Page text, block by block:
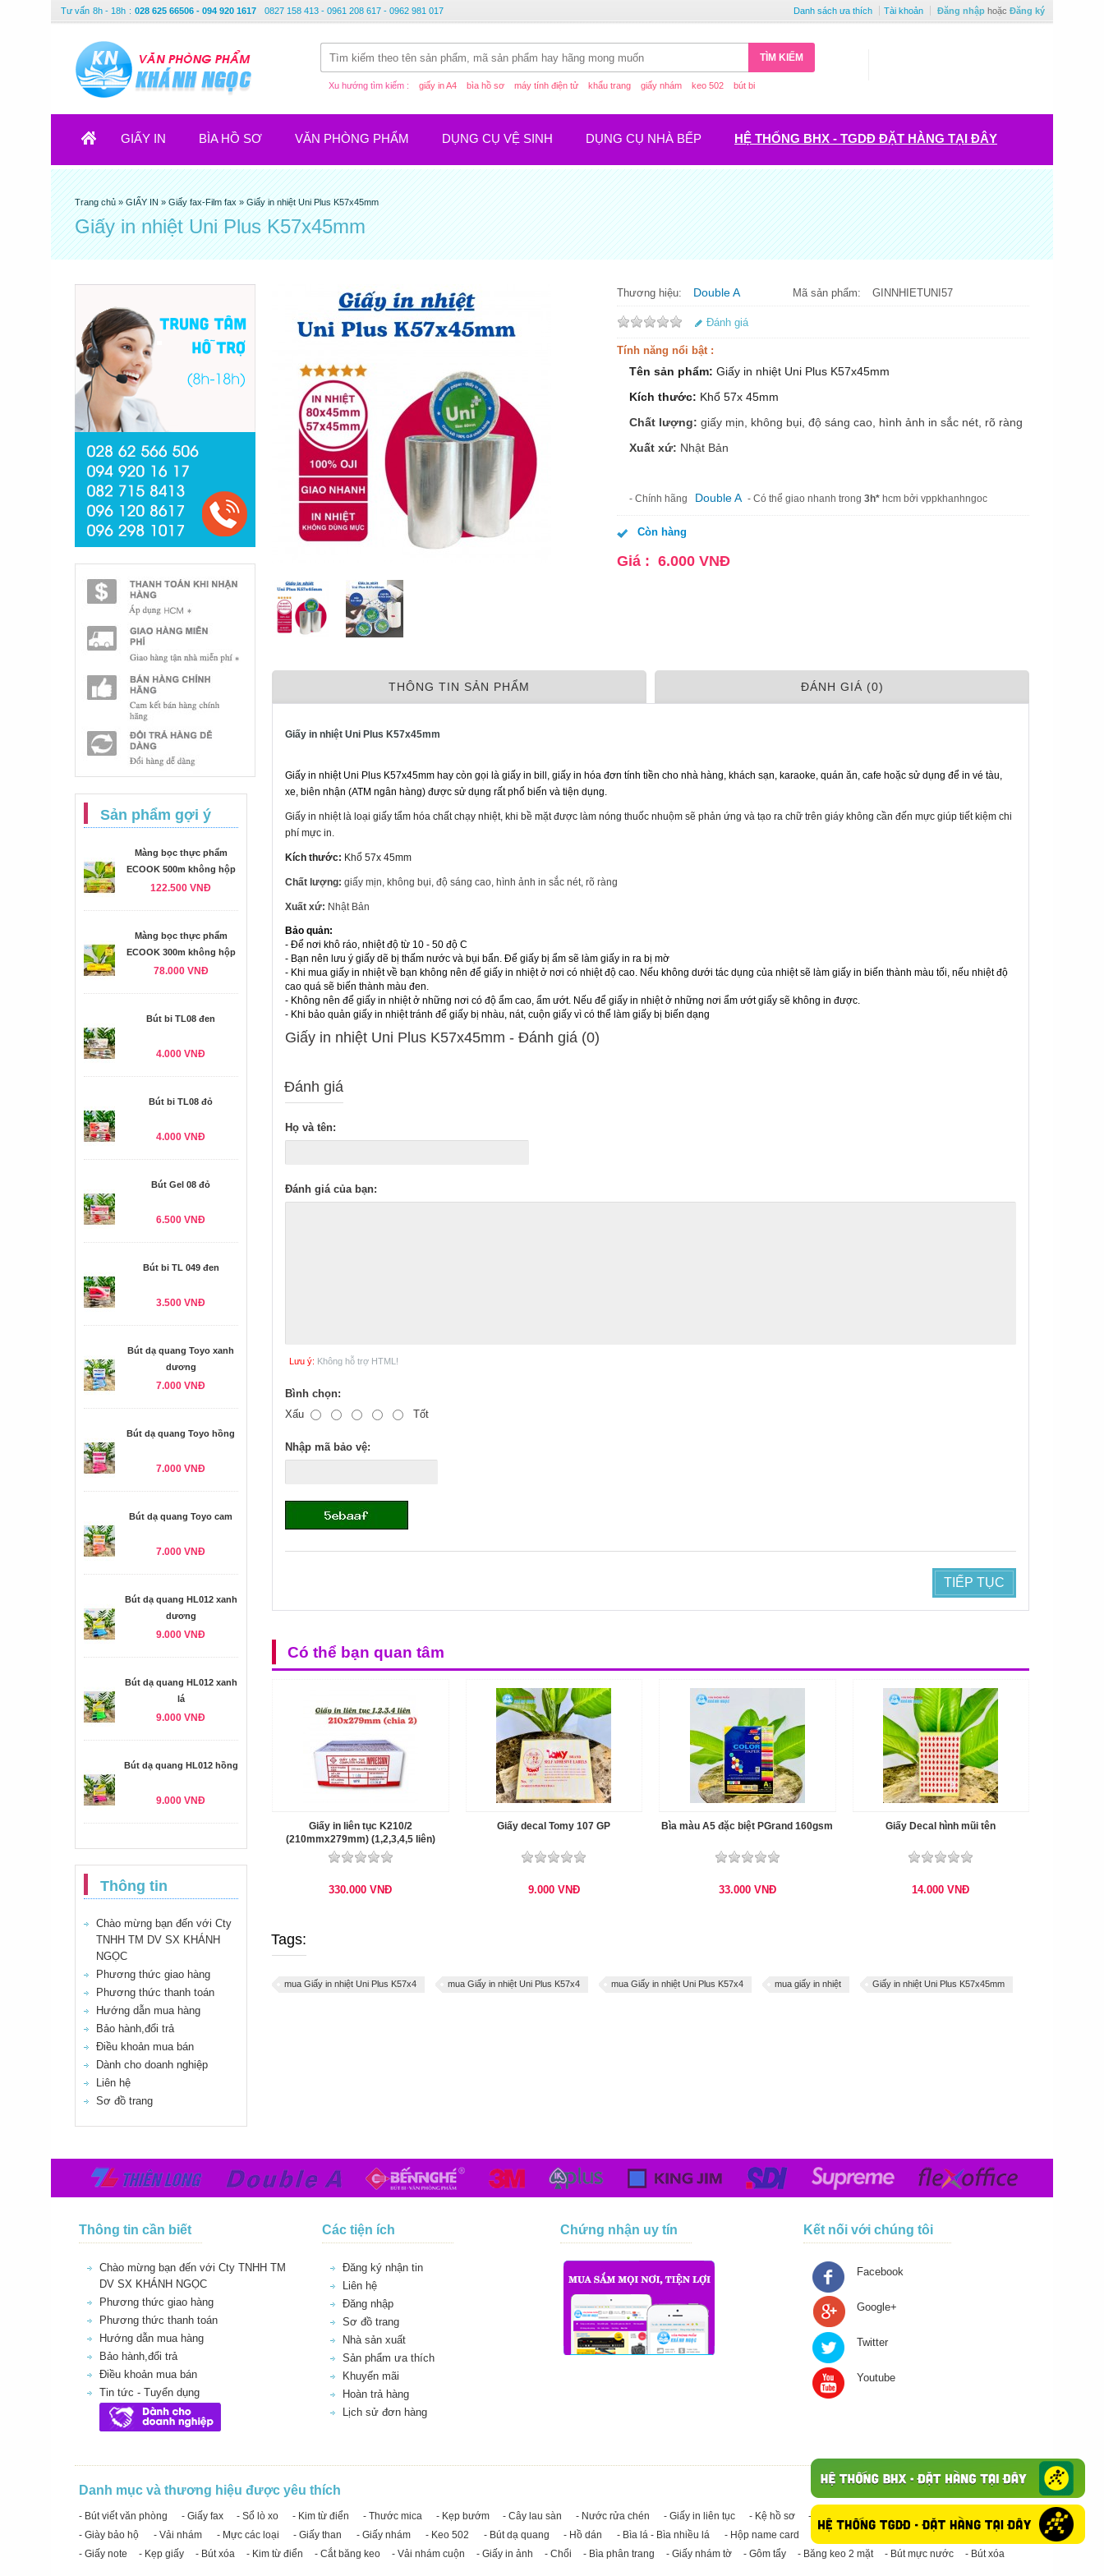
Tư vấn 8h - 18h : 028 625 66506 - 094 920 1617 0827 158 413 - 0961 208 617 - 0962 981 017 Danh sách ưa thích Tài khoản Đăng nhập hoặc Đăng ký
TÌM KIẾM
Xu hướng tìm kiếm : giấy in A4 bìa hồ sơ máy tính điện tử khẩu trang giấy nhám keo 502 bút bi
GIẤY IN BÌA HỒ SƠ VĂN PHÒNG PHẨM DỤNG CỤ VỆ SINH DỤNG CỤ NHÀ BẾP HỆ THỐNG BHX - TGDĐ ĐẶT HÀNG TẠI ĐÂY
Trang chủ»GIẤY IN »Giấy fax-Film fax »Giấy in nhiệt Uni Plus K57x45mm
Giấy in nhiệt Uni Plus K57x45mm
Sản phẩm gợi ý
Màng bọc thực phẩm
ECOOK 500m không hộp
122.500 VNĐ
Màng bọc thực phẩm
ECOOK 300m không hộp
78.000 VNĐ
Bút bi TL08 đen
4.000 VNĐ
Bút bi TL08 đỏ
4.000 VNĐ
Bút Gel 08 đỏ
6.500 VNĐ
Bút bi TL 049 đen
3.500 VNĐ
Bút dạ quang Toyo xanh
dương
7.000 VNĐ
Bút dạ quang Toyo hồng
7.000 VNĐ
Bút dạ quang Toyo cam
7.000 VNĐ
Bút dạ quang HL012 xanh
dương
9.000 VNĐ
Bút dạ quang HL012 xanh
lá
9.000 VNĐ
Bút dạ quang HL012 hồng
9.000 VNĐ
Thông tin
Chào mừng bạn đến với Cty
TNHH TM DV SX KHÁNH
NGỌC
Phương thức giao hàng
Phương thức thanh toán
Hướng dẫn mua hàng
Bảo hành,đổi trả
Điều khoản mua bán
Dành cho doanh nghiệp
Liên hệ
Sơ đồ trang
Thương hiệu: Double A Mã sản phẩm: GINNHIETUNI57
Đánh giá
Tính năng nổi bật :
Tên sản phẩm: Giấy in nhiệt Uni Plus K57x45mm
Kích thước: Khổ 57x 45mm
Chất lượng: giấy mịn, không bụi, độ sáng cao, hình ảnh in sắc nét, rõ ràng
Xuất xứ: Nhật Bản
- Chính hãng Double A - Có thể giao nhanh trong 3h* hcm bởi vppkhanhngoc
Còn hàng
Giá : 6.000 VNĐ
THÔNG TIN SẢN PHẨM ÐÁNH GIÁ (0)
Giấy in nhiệt Uni Plus K57x45mm
Giấy in nhiệt Uni Plus K57x45mm hay còn gọi là giấy in bill, giấy in hóa đơn tính tiền cho nhà hàng, khách sạn, karaoke, quán ăn, cafe hoặc sử dụng để in vé tàu,
xe, biên nhận (ATM ngân hàng) được sử dụng rất phổ biến và tiện dụng.
Giấy in nhiệt là loại giấy tẩm hóa chất chạy nhiệt, khi bề mặt được làm nóng thuốc nhuộm sẽ phản ứng và tạo ra chữ trên giáy không cần đến mực giúp tiết kiệm chi
phí mực in.
Kích thước: Khổ 57x 45mm
Chất lượng: giấy mịn, không bụi, độ sáng cao, hình ảnh in sắc nét, rõ ràng
Xuất xứ: Nhật Bản
Bảo quản:
- Để nơi khô ráo, nhiệt độ từ 10 - 50 độ C
- Bạn nên lưu ý giấy dẽ bị thấm nước và bụi bẩn. Để giấy bị ẩm sẽ làm giấy in ra bị mờ
- Khi mua giấy in nhiệt về bạn không nên để giấy in nhiệt ở nơi có nhiệt độ cao. Nếu không dưới tác dụng của nhiệt sẽ làm giấy in biến thành màu tối, nếu nhiệt độ
cao quá sẽ biến thành màu đen.
- Không nên để giấy in nhiệt ở những nơi có độ ẩm cao, ẩm ướt. Nếu để giấy in nhiệt ở những nơi ẩm ướt giấy sẽ không in được.
- Khi bảo quản giấy in nhiệt tránh để giấy bị nhàu, nát, cuộn giấy vì có thể làm giấy bị biến dạng
Giấy in nhiệt Uni Plus K57x45mm - Ðánh giá (0)
Đánh giá
Họ và tên:
Đánh giá của bạn:
Lưu ý: Không hỗ trợ HTML!
Bình chọn:
Xấu
Tốt
Nhập mã bảo vệ:
TIẾP TỤC
Có thể bạn quan tâm
Giấy in liên tục K210/2
(210mmx279mm) (1,2,3,4,5 liên)
330.000VNĐ
Giấy decal Tomy 107 GP
9.000 VNĐ
Bìa màu A5 đặc biệt PGrand 160gsm
33.000 VNĐ
Giấy Decal hình mũi tên
14.000VNĐ
Tags:
mua Giấy in nhiệt Uni Plus K57x4 mua Giấy in nhiệt Uni Plus K57x4 mua Giấy in nhiệt Uni Plus K57x4 mua giấy in nhiệt Giấy in nhiệt Uni Plus K57x45mm
Thông tin cần biết
Chào mừng bạn đến với Cty TNHH TM
DV SX KHÁNH NGỌC
Phương thức giao hàng
Phương thức thanh toán
Hướng dẫn mua hàng
Bảo hành,đổi trả
Điều khoản mua bán
Tin tức - Tuyển dụng
Các tiện ích
Đăng ký nhận tin
Liên hệ
Đăng nhập
Sơ đồ trang
Nhà sản xuất
Sản phẩm ưa thích
Khuyến mãi
Hoàn trả hàng
Lịch sử đơn hàng
Chứng nhận uy tín Kết nối với chúng tôi
Facebook
Google+
Twitter
Youtube
Danh mục và thương hiệu được yêu thích
- Bút viết văn phòng - Giấy fax - Sổ lò xo - Kim từ điển - Thước mica - Kẹp bướm - Cây lau sàn - Nước rửa chén - Giấy in liên tục - Kệ hồ sơ - Giấy in A4
- Băng keo trong - Băng keo đục
- Giày bảo hộ
- Vải nhám - Mực các loại - Giấy than - Giấy nhám - Keo 502 - Bút dạ quang - Hồ dán - Bìa lá - Bìa nhiều lá - Hộp name card - Giấy in A3 - Giấy vệ sinh
- Keo Silicone
- Giấy note
- Kẹp giấy - Bút xóa - Kim từ điển - Cắt băng keo - Vải nhám cuộn - Giấy in ảnh - Chổi - Bìa phân trang - Giấy nhám tờ - Gôm tẩy - Băng keo 2 mặt - Bút mực nước - Bút xóa